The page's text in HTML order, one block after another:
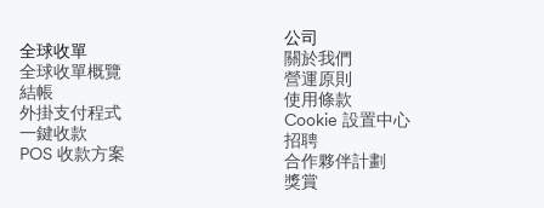
全球收單
全球收單概覽
結帳
外掛支付程式
一鍵收款
POS 收款方案
公司
關於我們
營運原則
使用條款
Cookie 設置中心
招聘
合作夥伴計劃
獎賞